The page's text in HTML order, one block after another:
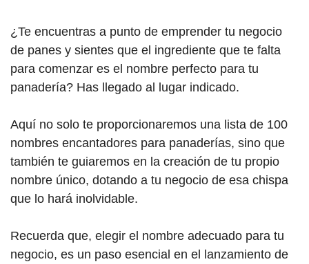
¿Te encuentras a punto de emprender tu negocio
de panes y sientes que el ingrediente que te falta
para comenzar es el nombre perfecto para tu
panadería? Has llegado al lugar indicado.
Aquí no solo te proporcionaremos una lista de 100
nombres encantadores para panaderías, sino que
también te guiaremos en la creación de tu propio
nombre único, dotando a tu negocio de esa chispa
que lo hará inolvidable.
Recuerda que, elegir el nombre adecuado para tu
negocio, es un paso esencial en el lanzamiento de